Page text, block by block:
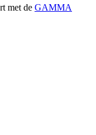
met de GAMMA